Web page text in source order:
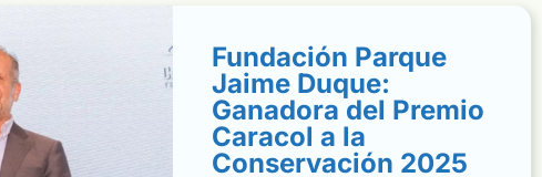
Fundación Parque
Jaime Duque:
Ganadora del Premio
Caracol a la
Conservación 2025